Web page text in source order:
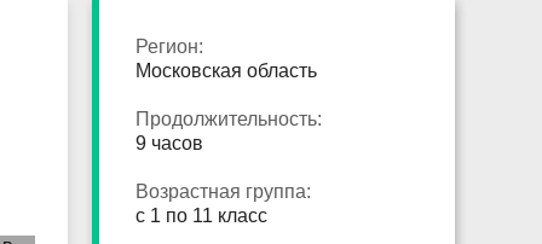
Регион:
Московская область
Продолжительность:
9 часов
Возрастная группа:
с 1 по 11 класс